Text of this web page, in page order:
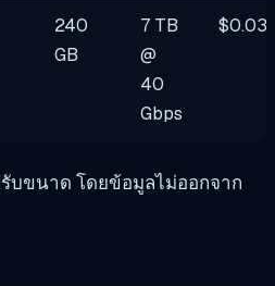
240
GB
7 TB
@
40
Gbps
บขนาด โดยข้อมูลไม่ออกจาก